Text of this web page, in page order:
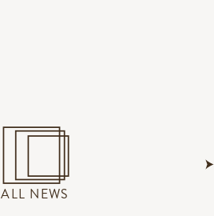
ALL NEWS